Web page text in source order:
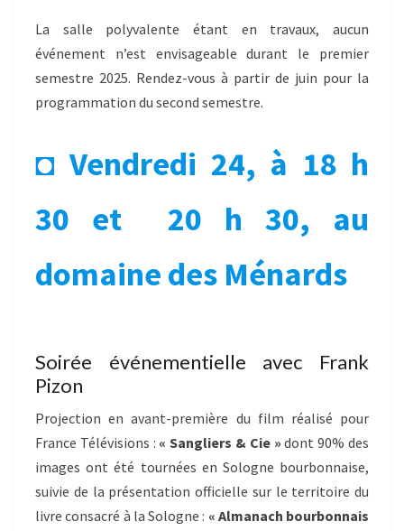
La salle polyvalente étant en travaux, aucun
événement n’est envisageable durant le premier
semestre 2025. Rendez-vous à partir de juin pour la
programmation du second semestre.
◘Vendredi 24, à 18 h
30 et
20 h 30, au
domaine des Ménards
Soirée événementielle avec Frank
Pizon
Projection en avant-première du film réalisé pour
France Télévisions : « Sangliers & Cie » dont 90% des
images ont été tournées en Sologne bourbonnaise,
suivie de la présentation officielle sur le territoire du
livre consacré à la Sologne : « Almanach bourbonnais